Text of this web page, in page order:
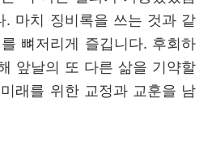
. 마치 징비록을 쓰는 것과 같
뼈저리게 즐깁니다. 후회하
앞날의 또 다른 삶을 기약할
래를 위한 교정과 교훈을 남